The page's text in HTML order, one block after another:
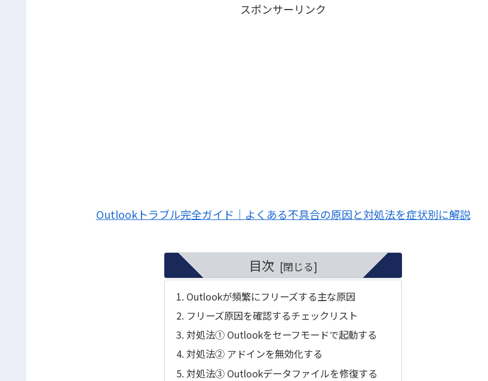
スポンサーリンク
Outlookトラブル完全ガイド｜よくある不具合の原因と対処法を症状別に解説
目次
Outlookが頻繁にフリーズする主な原因
フリーズ原因を確認するチェックリスト
対処法① Outlookをセーフモードで起動する
対処法② アドインを無効化する
対処法③ Outlookデータファイルを修復する